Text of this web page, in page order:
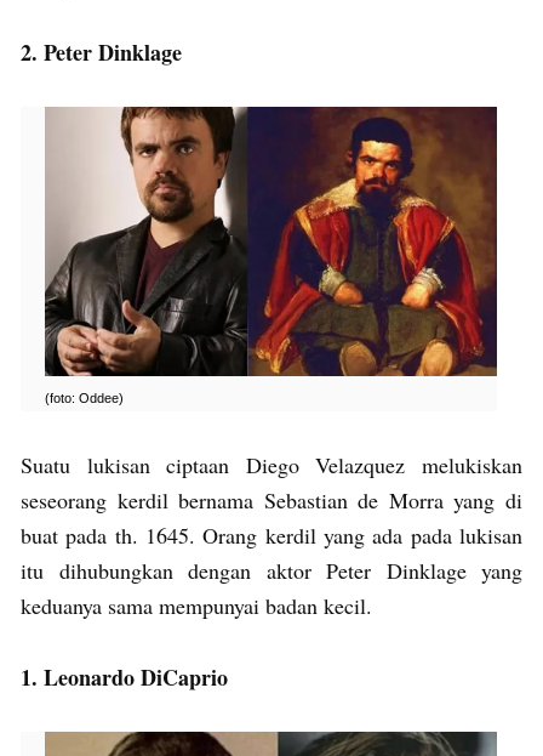
2. Peter Dinklage
(foto: Oddee)
Suatu lukisan ciptaan Diego Velazquez melukiskan
seseorang kerdil bernama Sebastian de Morra yang di
buat pada th. 1645. Orang kerdil yang ada pada lukisan
itu dihubungkan dengan aktor Peter Dinklage yang
keduanya sama mempunyai badan kecil.
1. Leonardo DiCaprio